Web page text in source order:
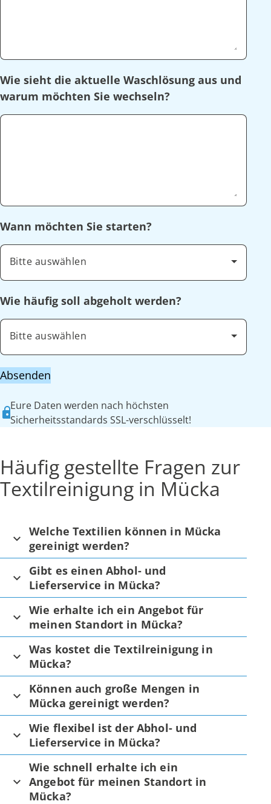
Wie sieht die aktuelle Waschlösung aus und
warum möchten Sie wechseln?
Wann möchten Sie starten?
Bitte auswählen
Wie häufig soll abgeholt werden?
Bitte auswählen
Absenden
Eure Daten werden nach höchsten
Sicherheitsstandards SSL-verschlüsselt!
Häufig gestellte Fragen zur
Textilreinigung in Mücka
Welche Textilien können in Mücka
gereinigt werden?
Gibt es einen Abhol- und
Lieferservice in Mücka?
Wie erhalte ich ein Angebot für
meinen Standort in Mücka?
Was kostet die Textilreinigung in
Mücka?
Können auch große Mengen in
Mücka gereinigt werden?
Wie flexibel ist der Abhol- und
Lieferservice in Mücka?
Wie schnell erhalte ich ein
Angebot für meinen Standort in
Mücka?